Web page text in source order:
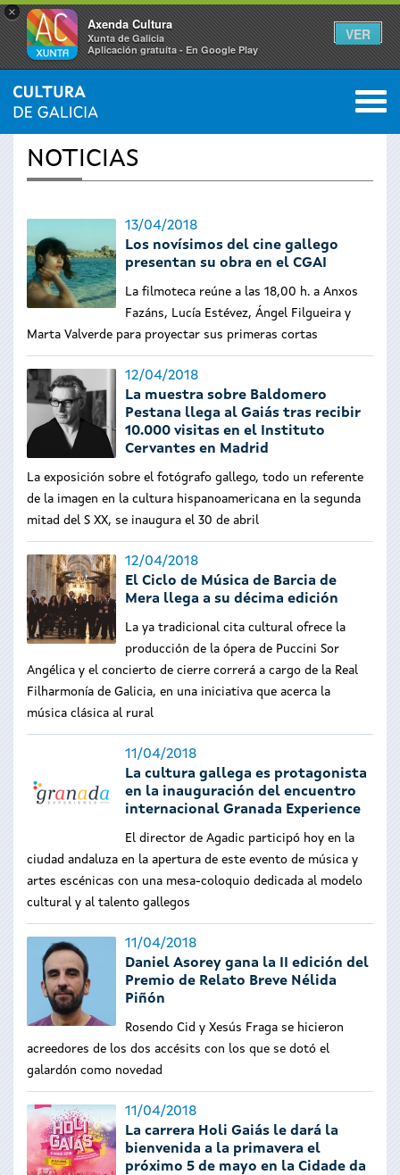
×
Axenda Cultura
Xunta de Galicia
Aplicación gratuíta - En Google Play
VER
Se
encuentra
usted
aquí
INICIO › ACTUALIDAD 0
NOTICIAS
13/04/2018
Los novísimos del cine gallego
presentan su obra en el CGAI
La filmoteca reúne a las 18,00 h. a Anxos
Fazáns, Lucía Estévez, Ángel Filgueira y
Marta Valverde para proyectar sus primeras cortas
12/04/2018
La muestra sobre Baldomero
Pestana llega al Gaiás tras recibir
10.000 visitas en el Instituto
Cervantes en Madrid
La exposición sobre el fotógrafo gallego, todo un referente
de la imagen en la cultura hispanoamericana en la segunda
mitad del S XX, se inaugura el 30 de abril
12/04/2018
El Ciclo de Música de Barcia de
Mera llega a su décima edición
La ya tradicional cita cultural ofrece la
producción de la ópera de Puccini Sor
Angélica y el concierto de cierre correrá a cargo de la Real
Filharmonía de Galicia, en una iniciativa que acerca la
música clásica al rural
11/04/2018
La cultura gallega es protagonista
en la inauguración del encuentro
internacional Granada Experience
El director de Agadic participó hoy en la
ciudad andaluza en la apertura de este evento de música y
artes escénicas con una mesa-coloquio dedicada al modelo
cultural y al talento gallegos
11/04/2018
Daniel Asorey gana la II edición del
Premio de Relato Breve Nélida
Piñón
Rosendo Cid y Xesús Fraga se hicieron
acreedores de los dos accésits con los que se dotó el
galardón como novedad
11/04/2018
La carrera Holi Gaiás le dará la
bienvenida a la primavera el
próximo 5 de mayo en la Cidade da